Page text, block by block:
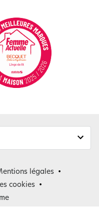
légales
cookies